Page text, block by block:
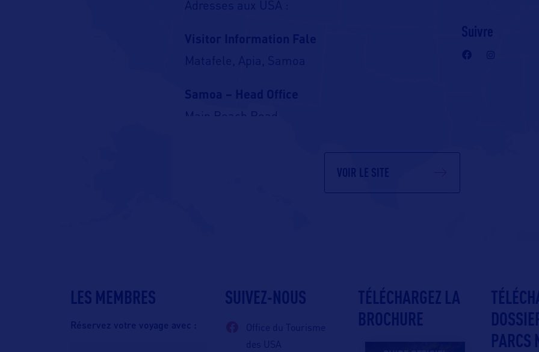
Adresses aux USA :
Matafele, Apia, Samoa
Samoa – Head Office
Main Beach Road
Suivre
VOIR LE SITE
LES MEMBRES
Réservez votre voyage avec :
SUIVEZ-NOUS
Office du Tourisme
des USA
TÉLÉCHARGEZ LA
BROCHURE
PARCS